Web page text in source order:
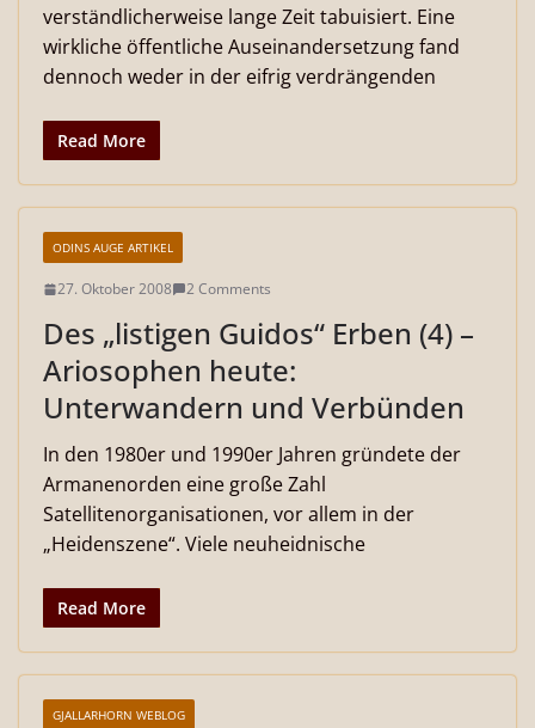
verständlicherweise lange Zeit tabuisiert. Eine
wirkliche öffentliche Auseinandersetzung fand
dennoch weder in der eifrig verdrängenden
Read More
ODINS AUGE ARTIKEL
27. Oktober 2008 2 Comments
Des „listigen Guidos“ Erben (4) –
Ariosophen heute:
Unterwandern und Verbünden
In den 1980er und 1990er Jahren gründete der
Armanenorden eine große Zahl
Satellitenorganisationen, vor allem in der
„Heidenszene“. Viele neuheidnische
Read More
GJALLARHORN WEBLOG